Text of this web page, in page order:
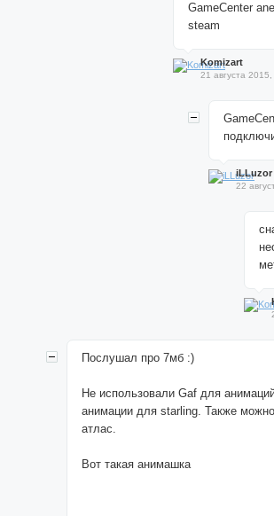
GameCenter
steam
Komizart
21 августа
iLLuzor
22
Послушал про 7мб :)
Не использовали Gaf для
анимации для starling. Также
атлас.
Вот такая анимашка